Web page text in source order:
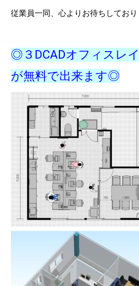
従業員一同、心よりお待ちしており
◎３DCADオフィスレ
が無料で出来ます◎